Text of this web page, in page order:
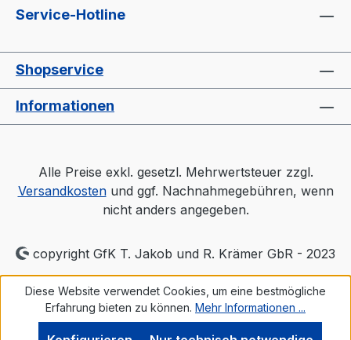
Service-Hotline
Shopservice
Informationen
Alle Preise exkl. gesetzl. Mehrwertsteuer zzgl.
Versandkostenund ggf. Nachnahmegebühren, wenn
nicht anders angegeben.
copyright GfK T. Jakob und R. Krämer GbR - 2023
Diese Website verwendet Cookies, um eine bestmögliche
Erfahrung bieten zu können. Mehr Informationen ...